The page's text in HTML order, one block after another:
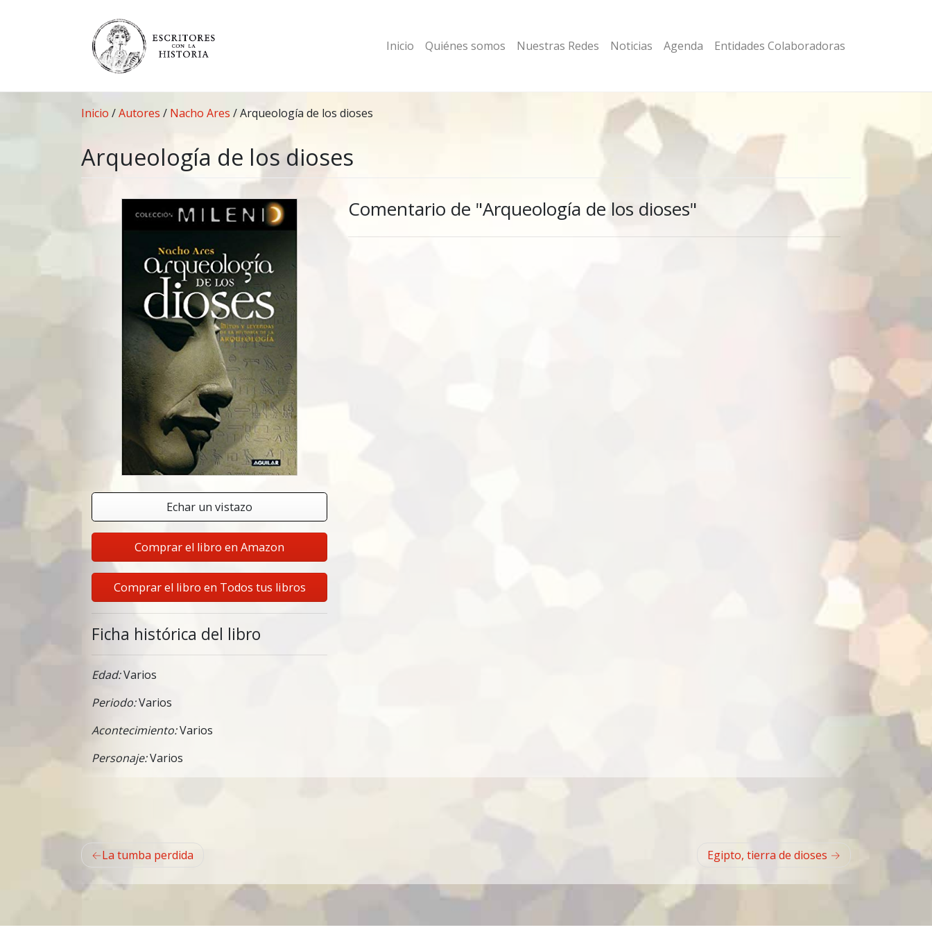
Inicio Quiénes somos Nuestras Redes Noticias Agenda Entidades Colaboradoras
Inicio /Autores / Nacho Ares /Arqueología de los dioses
Arqueología de los dioses
Echar un vistazo
Comprar el libro en Amazon
Comprar el libro en Todos tus libros
Ficha histórica del libro
Edad:Varios
Periodo:Varios
Acontecimiento:Varios
Personaje:Varios
Comentario de "Arqueología de los dioses"
Navegación
de
entradas
La tumba perdida Egipto, tierra de dioses